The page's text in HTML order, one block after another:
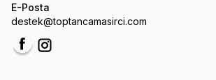
E-Posta
destek@toptancamasirci.com
FacebookInstagram